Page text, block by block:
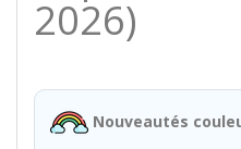
2026)
Nouveautés